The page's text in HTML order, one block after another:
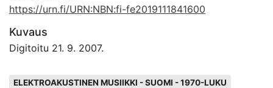
https://urn.fi/URN:NBN:fi-fe2019111841600
Kuvaus
Digitoitu 21. 9. 2007.
ELEKTROAKUSTINEN MUSIIKKI - SUOMI - 1970-LUKU